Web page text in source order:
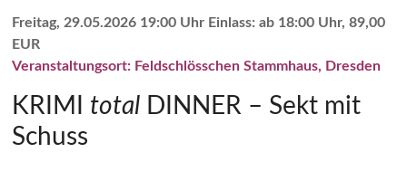
Freitag, 29.05.2026 19:00 Uhr Einlass: ab 18:00 Uhr, 89,00
EUR
Veranstaltungsort: Feldschlösschen Stammhaus, Dresden
KRIMI total DINNER – Sekt mit
Schuss